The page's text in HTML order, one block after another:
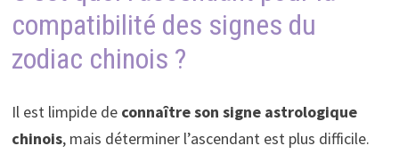
compatibilité des signes du
zodiac chinois ?
Il est limpide de connaître son signe astrologique
chinois, mais déterminer l’ascendant est plus difficile.